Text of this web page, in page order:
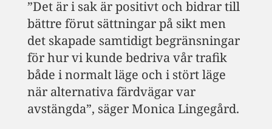
”Det är i sak är positivt och bidrar till
bättre förut sättningar på sikt men
det skapade samtidigt begränsningar
för hur vi kunde bedriva vår trafik
både i normalt läge och i stört läge
när alternativa färdvägar var
avstängda”, säger Monica Lingegård.